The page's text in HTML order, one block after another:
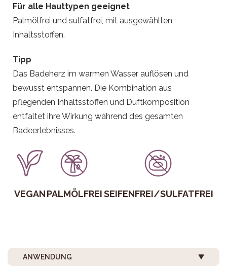
Für alle Hauttypen geeignet
Palmölfrei und sulfatfrei, mit ausgewählten
Inhaltsstoffen.
Tipp
Das Badeherz im warmen Wasser auflösen und
bewusst entspannen. Die Kombination aus
pflegenden Inhaltsstoffen und Duftkomposition
entfaltet ihre Wirkung während des gesamten
Badeerlebnisses.
VEGANPALMÖLFREISEIFENFREI/SULFATFREI
ANWENDUNG